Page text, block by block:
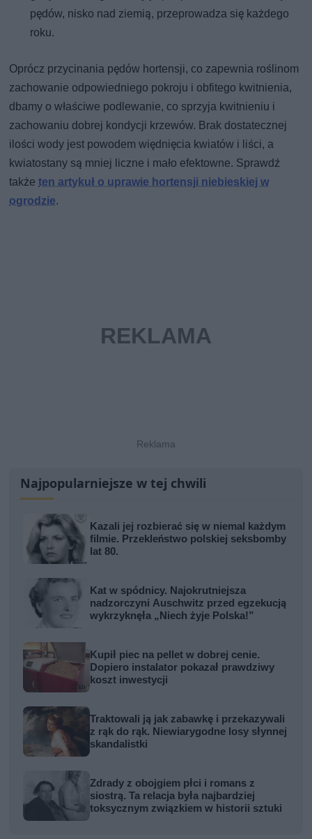
pędów, nisko nad ziemią, przeprowadza się każdego
roku.
Oprócz przycinania pędów hortensji, co zapewnia roślinom
zachowanie odpowiedniego pokroju i obfitego kwitnienia,
dbamy o właściwe podlewanie, co sprzyja kwitnieniu i
zachowaniu dobrej kondycji krzewów. Brak dostatecznej
ilości wody jest powodem więdnięcia kwiatów i liści, a
kwiatostany są mniej liczne i mało efektowne. Sprawdź
takżeten artykuł o uprawie hortensji niebieskiej w
ogrodzie.
Najpopularniejsze w tej chwili
Kazali jej rozbierać się w niemal każdym
filmie. Przekleństwo polskiej seksbomby
lat 80.
Kat w spódnicy. Najokrutniejsza
nadzorczyni Auschwitz przed egzekucją
wykrzyknęła „Niech żyje Polska!”
Kupił piec na pellet w dobrej cenie.
Dopiero instalator pokazał prawdziwy
koszt inwestycji
Traktowali ją jak zabawkę i przekazywali
z rąk do rąk. Niewiarygodne losy słynnej
skandalistki
Zdrady z obojgiem płci i romans z
siostrą. Ta relacja była najbardziej
toksycznym związkiem w historii sztuki